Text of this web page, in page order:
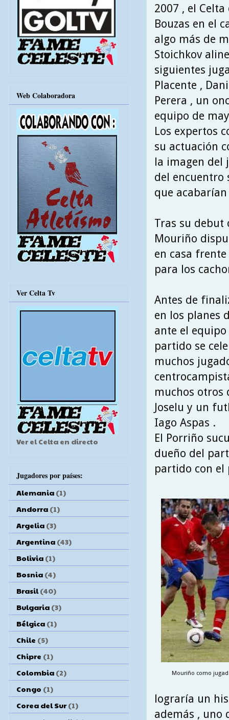
2007 , el
Bouzas en el
algo más de
Stoichkov
siguientes
Placente ,
Perera , un
equipo de
Los expertos
su actuación
la imagen del
del encuentro
que
Tras su debut
Mouriño
en casa
para los
Antes de
en los planes
ante el
partido se
muchos
muchos otros
Joselu y un
Iago Aspas .
El Porriño
dueño del
partido con
Mouriño como
lograría un
además , uno
Web Colaboradora
Ver Celta Tv
Ver el Celta en directo
Jugadores por países:
Alemania (1)
Andorra (1)
Argelia (3)
Argentina (43)
Bolivia (1)
Bosnia (4)
Brasil (40)
Bulgaria (3)
Bélgica (1)
Chile (5)
Chipre (1)
Colombia (2)
Congo (1)
Corea del Sur (1)